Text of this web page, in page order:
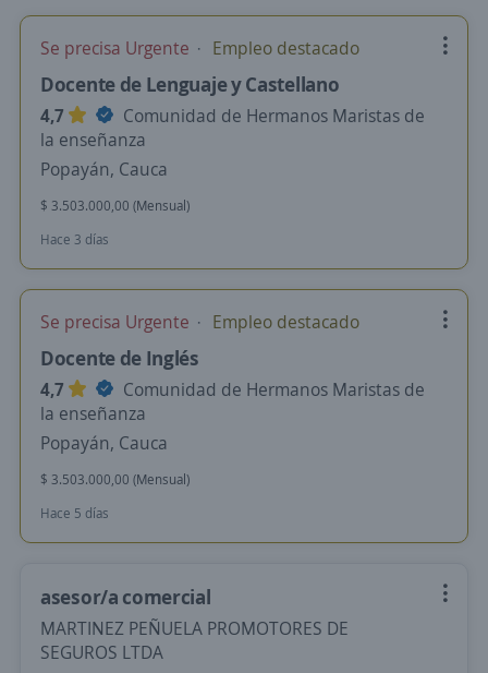
Se precisa Urgente Empleo destacado
Docente de Lenguaje y Castellano
4,7
Comunidad de Hermanos Maristas de
la enseñanza
Popayán, Cauca
$ 3.503.000,00 (Mensual)
Hace 3 días
Se precisa Urgente Empleo destacado
Docente de Inglés
4,7
Comunidad de Hermanos Maristas de
la enseñanza
Popayán, Cauca
$ 3.503.000,00 (Mensual)
Hace 5 días
asesor/a comercial
MARTINEZ PEÑUELA PROMOTORES DE
SEGUROS LTDA